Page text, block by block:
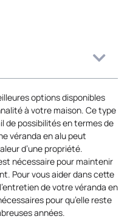
options disponibles
à votre maison. Ce type
de possibilités en termes de
véranda en alu peut
d’une propriété.
nécessaire pour maintenir
Pour vous aider dans cette
de votre véranda en
pour qu’elle reste
années.